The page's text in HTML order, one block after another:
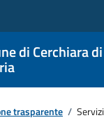
di Cerchiara di
trasparente /